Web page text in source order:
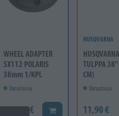
WHEEL ADAPTER
5X112 POLARIS
38mm 1/KPL
Varastossa
126,60 € Lisää koriin
HUSQVARNA
TULPPA
CM)
Varastossa
11,90 €